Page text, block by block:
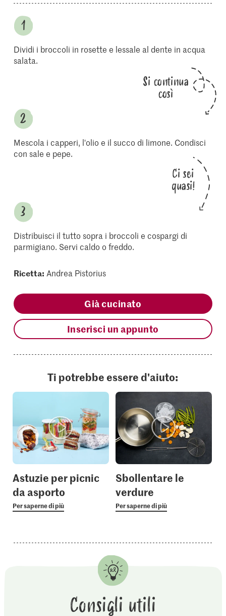
Dividi i broccoli in rosette e lessale al dente in acqua
salata.
Si continua
così
Mescola i capperi, l'olio e il succo di limone. Condisci
con sale e pepe.
Ci sei
quasi!
Distribuisci il tutto sopra i broccoli e cospargi di
parmigiano. Servi caldo o freddo.
Ricetta: Andrea Pistorius
Già cucinato
Inserisci un appunto
Ti potrebbe essere d'aiuto:
Astuzie per picnic
da asporto
Per saperne di più
Sbollentare le
verdure
Per saperne di più
Consigli utili